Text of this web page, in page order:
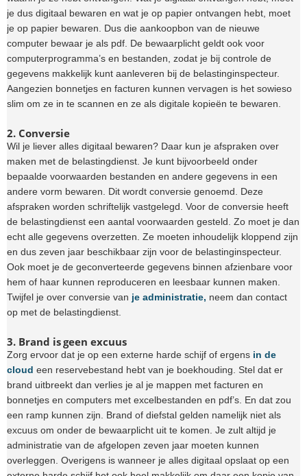
je dus digitaal bewaren en wat je op papier ontvangen hebt, moet
je op papier bewaren. Dus die aankoopbon van de nieuwe
computer bewaar je als pdf. De bewaarplicht geldt ook voor
computerprogramma’s en bestanden, zodat je bij controle de
gegevens makkelijk kunt aanleveren bij de belastinginspecteur.
Aangezien bonnetjes en facturen kunnen vervagen is het sowieso
slim om ze in te scannen en ze als digitale kopieën te bewaren.
2. Conversie
Wil je liever alles digitaal bewaren? Daar kun je afspraken over
maken met de belastingdienst. Je kunt bijvoorbeeld onder
bepaalde voorwaarden bestanden en andere gegevens in een
andere vorm bewaren. Dit wordt conversie genoemd. Deze
afspraken worden schriftelijk vastgelegd. Voor de conversie heeft
de belastingdienst een aantal voorwaarden gesteld. Zo moet je dan
echt alle gegevens overzetten. Ze moeten inhoudelijk kloppend zijn
en dus zeven jaar beschikbaar zijn voor de belastinginspecteur.
Ook moet je de geconverteerde gegevens binnen afzienbare voor
hem of haar kunnen reproduceren en leesbaar kunnen maken.
Twijfel je over conversie van je administratie, neem dan contact
op met de belastingdienst.
3. Brand is geen excuus
Zorg ervoor dat je op een externe harde schijf of ergens in de
cloud een reservebestand hebt van je boekhouding. Stel dat er
brand uitbreekt dan verlies je al je mappen met facturen en
bonnetjes en computers met excelbestanden en pdf’s. En dat zou
een ramp kunnen zijn. Brand of diefstal gelden namelijk niet als
excuus om onder de bewaarplicht uit te komen. Je zult altijd je
administratie van de afgelopen zeven jaar moeten kunnen
overleggen. Overigens is wanneer je alles digitaal opslaat op een